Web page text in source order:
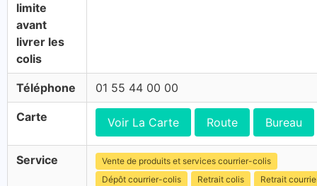
limite
avant
livrer les
colis
Téléphone 01 55 44 00 00
Carte Voir La Carte Route Bureau
Service
Vente de produits et services courrier-colis
Dépôt courrier-colis
Retrait colis
Retrait